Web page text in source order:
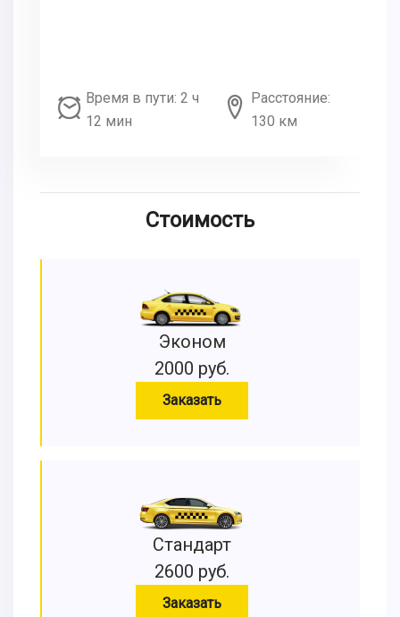
Время в пути: 2 ч
12 мин
Расстояние:
130 км
Стоимость
Эконом
2000 руб.
Заказать
Стандарт
2600 руб.
Заказать